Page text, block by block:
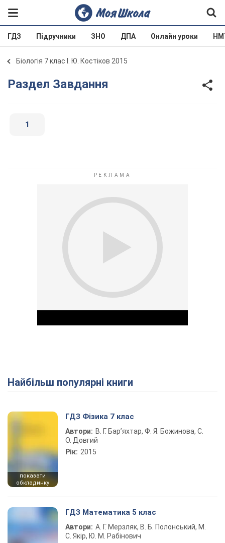
ГДЗ Підручники ЗНО ДПА Онлайн уроки
Біологія 7 клас І. Ю. Костіков 2015
Раздел Завдання
1
Play Video
Найбільш популярні книги
показати
обкладинку
ГДЗ Фізика 7 клас
Автори: В. Г. Бар’яхтар, Ф. Я. Божинова, С.
О. Довгий
Рік: 2015
ГДЗ Математика 5 клас
Автори: А. Г. Мерзляк, В. Б. Полонський, М.
С. Якір, Ю. М. Рабінович